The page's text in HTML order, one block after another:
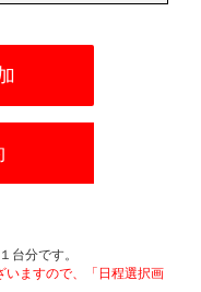
台分です。
ますので、「日程選択画